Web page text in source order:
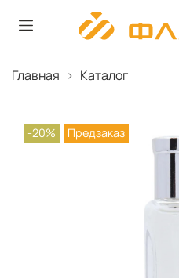
Главная Каталог
-20% Предзаказ